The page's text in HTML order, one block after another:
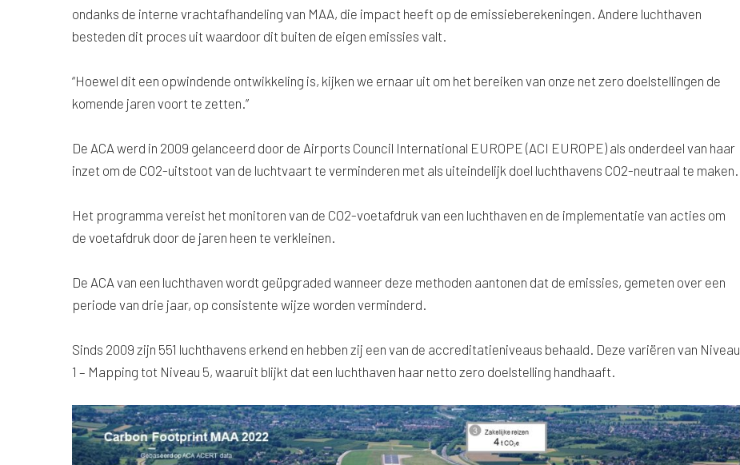
ondanks de interne vrachtafhandeling van MAA, die impact heeft op de emissieberekeningen. Andere luchthaven
besteden dit proces uit waardoor dit buiten de eigen emissies valt.
“Hoewel dit een opwindende ontwikkeling is, kijken we ernaar uit om het bereiken van onze net zero doelstellingen de
komende jaren voort te zetten.”
De ACA werd in 2009 gelanceerd door de Airports Council International EUROPE (ACI EUROPE) als onderdeel van haar
inzet om de CO2-uitstoot van de luchtvaart te verminderen met als uiteindelijk doel luchthavens CO2-neutraal te maken.
Het programma vereist het monitoren van de CO2-voetafdruk van een luchthaven en de implementatie van acties om
de voetafdruk door de jaren heen te verkleinen.
De ACA van een luchthaven wordt geüpgraded wanneer deze methoden aantonen dat de emissies, gemeten over een
periode van drie jaar, op consistente wijze worden verminderd.
Sinds 2009 zijn 551 luchthavens erkend en hebben zij een van de accreditatieniveaus behaald. Deze variëren van Niveau
1 – Mapping tot Niveau 5, waaruit blijkt dat een luchthaven haar netto zero doelstelling handhaaft.